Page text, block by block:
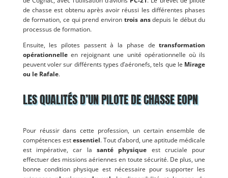
de chasse est obtenu après avoir réussi les différentes phases
de formation, ce qui prend environ trois ansdepuis le début du
processus de formation.
Ensuite, les pilotes passent à la phase detransformation
opérationnelleen rejoignant une unité opérationnelle où ils
peuvent voler sur différents types d’aéronefs, tels que le Mirage
ou le Rafale.
LES QUALITÉS D’UN PILOTE DE CHASSE EOPN
Pour réussir dans cette profession, un certain ensemble de
compétences estessentiel. Tout d’abord, une aptitude médicale
est impérative, car la santé physique est cruciale pour
effectuer des missions aériennes en toute sécurité. De plus, une
bonne condition physique est nécessaire pour supporter les